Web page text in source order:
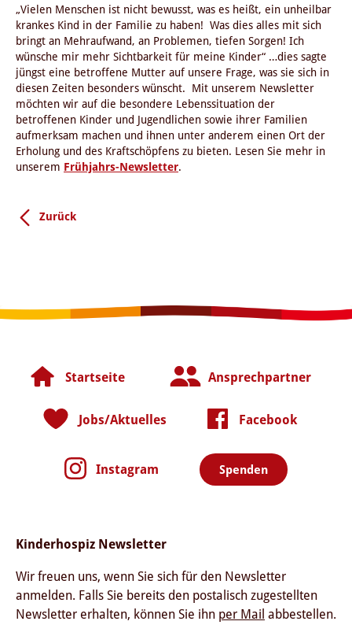
„Vielen Menschen ist nicht bewusst, was es heißt, ein unheilbar
krankes Kind in der Familie zu haben! Was dies alles mit sich
bringt an Mehraufwand, an Problemen, tiefen Sorgen! Ich
wünsche mir mehr Sichtbarkeit für meine Kinder“ …dies sagte
jüngst eine betroffene Mutter auf unsere Frage, was sie sich in
diesen Zeiten besonders wünscht. Mit unserem Newsletter
möchten wir auf die besondere Lebenssituation der
betroffenen Kinder und Jugendlichen sowie ihrer Familien
aufmerksam machen und ihnen unter anderem einen Ort der
Erholung und des Kraftschöpfens zu bieten. Lesen Sie mehr in
unserem Frühjahrs-Newsletter.
Zurück
Startseite Ansprechpartner
Jobs/Aktuelles Facebook
Instagram Spenden
Kinderhospiz Newsletter
Wir freuen uns, wenn Sie sich für den Newsletter
anmelden. Falls Sie bereits den postalisch zugestellten
Newsletter erhalten, können Sie ihn per Mail abbestellen.